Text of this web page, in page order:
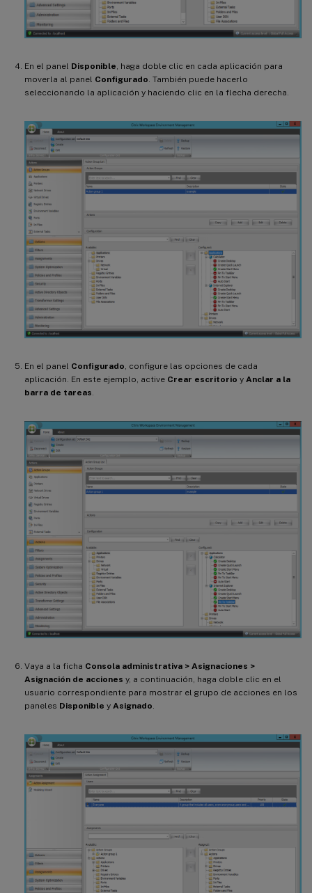
En el panel Disponible, haga doble clic en cada aplicación para
moverla al panel Configurado. También puede hacerlo
seleccionando la aplicación y haciendo clic en la flecha derecha.
En el panel Configurado, configure las opciones de cada
aplicación. En este ejemplo, active Crear escritorio y Anclar a la
barra de tareas.
Vaya a la ficha Consola administrativa > Asignaciones >
Asignación de acciones y, a continuación, haga doble clic en el
usuario correspondiente para mostrar el grupo de acciones en los
paneles Disponible y Asignado.